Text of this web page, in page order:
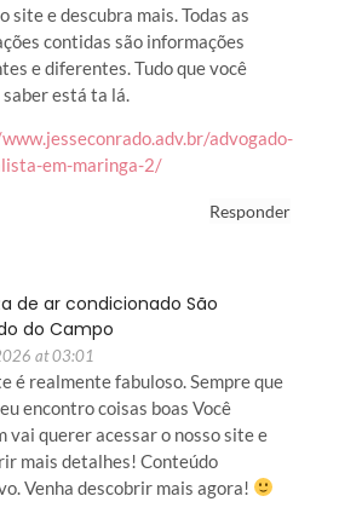
site e descubra mais. Todas as
contidas são informações
e diferentes. Tudo que você
está ta lá.
advogado-
em-maringa-2/
Responder
de ar condicionado São
do Campo
at 03:01
é realmente fabuloso. Sempre que
encontro coisas boas Você
vai querer acessar o nosso site e
mais detalhes! Conteúdo
Venha descobrir mais agora!